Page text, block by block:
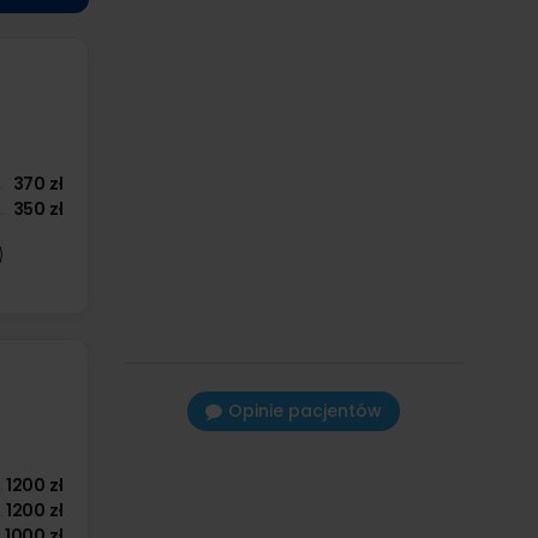
370 zł
350 zł
1200 zł
1200 zł
Opinie pacjentów